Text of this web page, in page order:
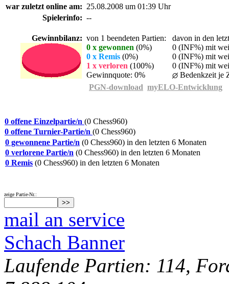
war zuletzt online am: 25.08.2008 um 01:39 Uhr
Spielerinfo: --
Gewinnbilanz: von 1 beendeten Partien: davon in den
0 x gewonnen (0%)
0 (INF%) mit
0 x Remis (0%)
0 (INF%) mit
1 x verloren (100%)
0 (INF%) mit
Gewinnquote: 0%
Bedenkzeit je
PGN-download myELO-Entwicklung
0 offene Einzelpartie/n (0 Chess960)
0 offene Turnier-Partie/n (0 Chess960)
0 gewonnene Partie/n (0 Chess960) in den letzten 6 Monaten
0 verlorene Partie/n (0 Chess960) in den letzten 6 Monaten
0 Remis (0 Chess960) in den letzten 6 Monaten
zeige Partie-Nr.:
mail an service
Schach Banner
Laufende Partien: 114,